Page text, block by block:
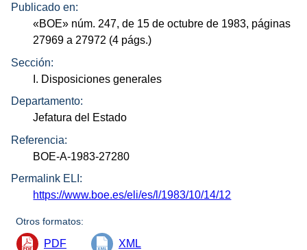
Publicado en:
«BOE» núm. 247, de 15 de octubre de 1983, páginas
27969 a 27972 (4 págs.)
Sección:
I. Disposiciones generales
Departamento:
Jefatura del Estado
Referencia:
BOE-A-1983-27280
Permalink ELI:
https://www.boe.es/eli/es/l/1983/10/14/12
Otros formatos:
PDF XML